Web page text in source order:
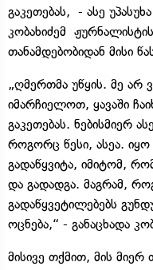
გაკეთებას, - ასე
კობახიძემ
თანამდებობიდან მისი
„ღმერთმა უწყის. მე არ
იმარჩიელოთ, ყავაში
გაკეთებას. ნებისმიერ
როგორც წესი, ასეა. იყო
გადაწყვიტა, იმიტომ,
და გადადგა. მაგრამ,
გადაწყვეტილებებს
ოცნება,“ - განაცხადა
მისივე თქმით, მის მიერ